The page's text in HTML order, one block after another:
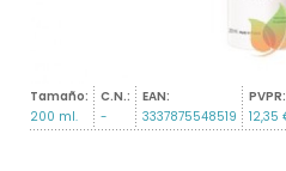
Tamaño:
200 ml.
C.N.:
-
EAN:
3337875548519
PVPR:
12,35